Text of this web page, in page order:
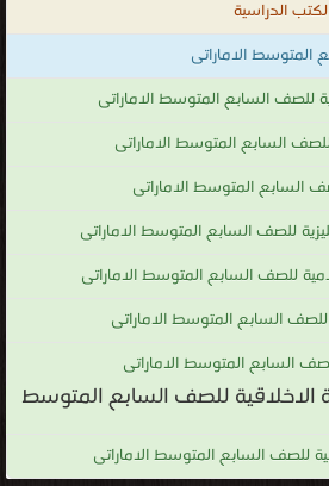
الدراسية
الاماراتى
للصف السابع المتوسط الاماراتى
السابع المتوسط الاماراتى
السابع المتوسط الاماراتى
للصف السابع المتوسط الاماراتى
للصف السابع المتوسط الاماراتى
السابع المتوسط الاماراتى
السابع المتوسط الاماراتى
الاخلاقية للصف السابع المتوسط
للصف السابع المتوسط الاماراتى